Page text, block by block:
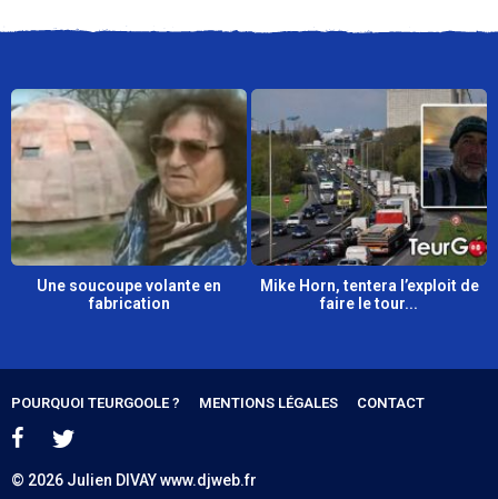
Une soucoupe volante en
fabrication
Mike Horn, tentera l’exploit de
faire le tour...
POURQUOI TEURGOOLE ? MENTIONS LÉGALES CONTACT
© 2026 Julien DIVAY www.djweb.fr